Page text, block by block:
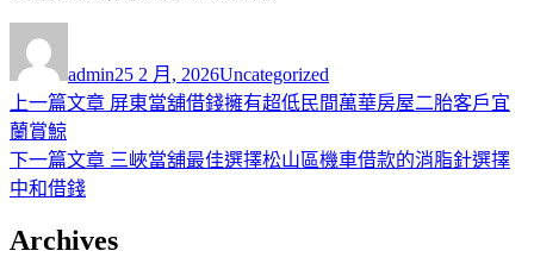
者
admin佈
日
25 2 月, 2026類
Uncategorized
文
章
導
覽
上一篇文章 上
篇
屏東當舖借錢擁有超低民間萬華房屋二胎客戶宜
蘭賞鯨
下一篇文章 下
文
三峽當舖最佳選擇松山區機車借款的消脂針選擇
中和借錢
Archives